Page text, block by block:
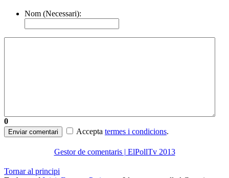
Nom (Necessari):
0
Enviar comentari Accepta termes i condicions.
Gestor de comentaris | ElPollTv 2013
Tornar al principi